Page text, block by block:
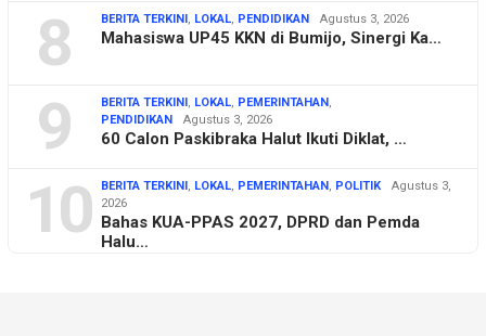
8 BERITA TERKINI , LOKAL, PENDIDIKAN Agustus 3, 2026
Mahasiswa UP45 KKN di Bumijo, Sinergi Ka…
9 BERITA TERKINI , LOKAL, PEMERINTAHAN ,
PENDIDIKAN
Agustus 3, 2026
60 Calon Paskibraka Halut Ikuti Diklat, …
10 BERITA TERKINI , LOKAL, PEMERINTAHAN , POLITIK
Agustus 3,
2026
Bahas KUA-PPAS 2027, DPRD dan Pemda
Halu…